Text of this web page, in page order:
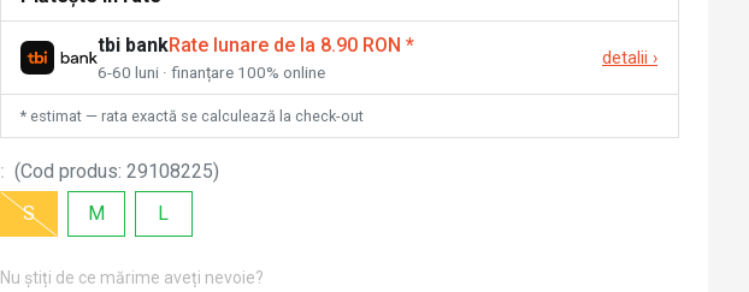
tbi bankRate lunare de la 8.90 RON *
6-60 luni · finanțare 100% online
detalii ›
* estimat — rata exactă se calculează la check-out
: (Cod produs: 29108225)
S
M L
Nu știți de ce mărime aveți nevoie?